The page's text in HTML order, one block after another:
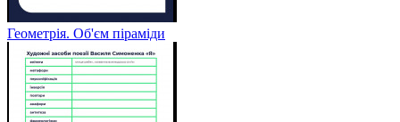
Геометрія. Об'єм піраміди